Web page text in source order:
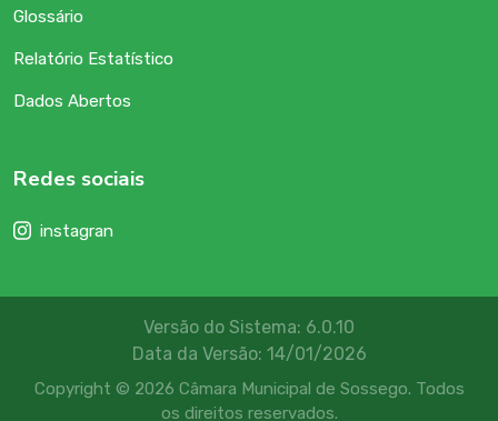
Glossário
Relatório Estatístico
Dados Abertos
Redes sociais
instagran
Versão do Sistema: 6.0.10
Data da Versão: 14/01/2026
Copyright © 2026 Câmara Municipal de Sossego. Todos
os direitos reservados.